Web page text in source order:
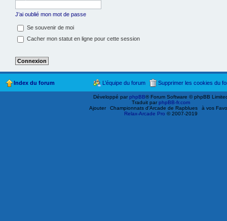
J’ai oublié mon mot de passe
Se souvenir de moi
Cacher mon statut en ligne pour cette session
Index du forum Supprimer les cookies du
L’équipe du forum
Développé parphpBB® Forum Software © phpBB
Traduit parphpBB-fr.com
Ajouter
Championnats d'Arcade de Rapblues
à vos
Relax-Arcade Pro © 2007-2019